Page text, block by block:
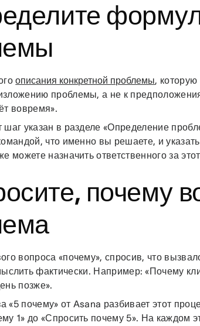
описания конкретной проблемы,
проблемы, а не к
вовремя».
шаг указан в разделе «Определение
что именно вы решаете, и
можете назначить ответственного за
почему
вопроса «почему», спросив, что
фактически. Например: «Почему
позже».
«5 почему» от Asana разбивает этот
1» до «Спросить почему 5». На каждом